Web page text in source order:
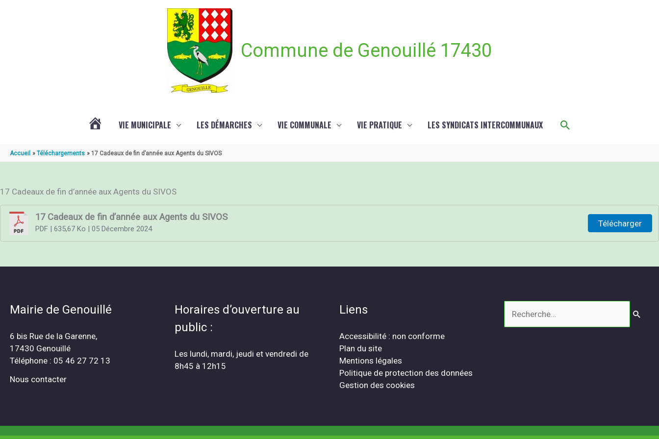
Commune de Genouillé 17430
GENOUILLÉ
VIE MUNICIPALE LES DÉMARCHES VIE COMMUNALE VIE PRATIQUE LES SYNDICATS INTERCOMMUNAUX Rechercher
Accueil Téléchargements 17 Cadeaux de fin d’année aux Agents du SIVOS
17 Cadeaux de fin d’année aux Agents du SIVOS
17 Cadeaux de fin d’année aux Agents du SIVOS
PDF| 635,67 Ko | 05 Décembre 2024
Télécharger
Mairie de Genouillé
6 bis Rue de la Garenne,
17430 Genouillé
Téléphone : 05 46 27 72 13
Nous contacter
Horaires d’ouverture au
public :
Les lundi, mardi, jeudi et vendredi de
8h45 à 12h15
Liens
Accessibilité : non conforme
Plan du site
Mentions légales
Politique de protection des données
Gestion des cookies